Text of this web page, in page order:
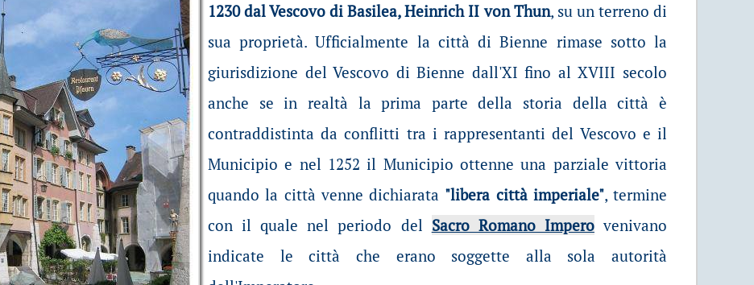
1230 dal Vescovo di Basilea, Heinrich II von Thun, su un terreno di
sua proprietà. Ufficialmente la città di Bienne rimase sotto la
giurisdizione del Vescovo di Bienne dall'XI fino al XVIII secolo
anche se in realtà la prima parte della storia della città è
contraddistinta da conflitti tra i rappresentanti del Vescovo e il
Municipio e nel 1252 il Municipio ottenne una parziale vittoria
quando la città venne dichiarata "libera città imperiale", termine
con il quale nel periodo del Sacro Romano Imperovenivano
indicate le città che erano soggette alla sola autorità